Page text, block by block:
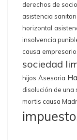
derechos de
asistencia
horizontal
insolvencia
causa
sociedad
hijos Asesoria
disolución de una
mortis causa